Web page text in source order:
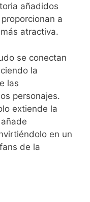
añadidos
a
atractiva.
se conectan
la
las
personajes.
extiende la
en un
de la